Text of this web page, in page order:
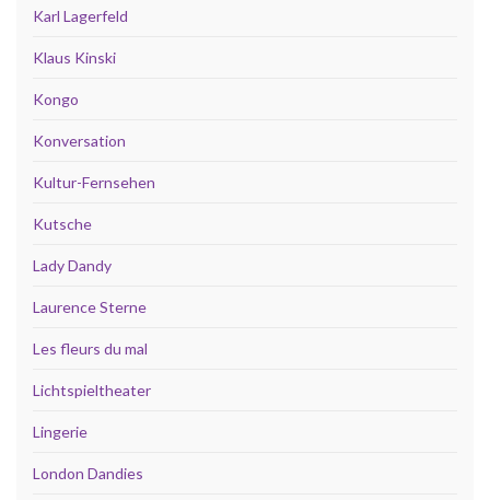
Karl Lagerfeld
Klaus Kinski
Kongo
Konversation
Kultur-Fernsehen
Kutsche
Lady Dandy
Laurence Sterne
Les fleurs du mal
Lichtspieltheater
Lingerie
London Dandies